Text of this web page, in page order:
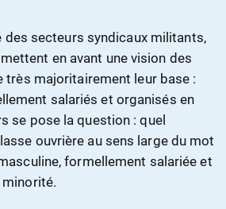
des secteurs syndicaux militants,
en avant une vision des
très majoritairement leur base :
salariés et organisés en
se pose la question : quel
ouvrière au sens large du mot
formellement salariée et
minorité.